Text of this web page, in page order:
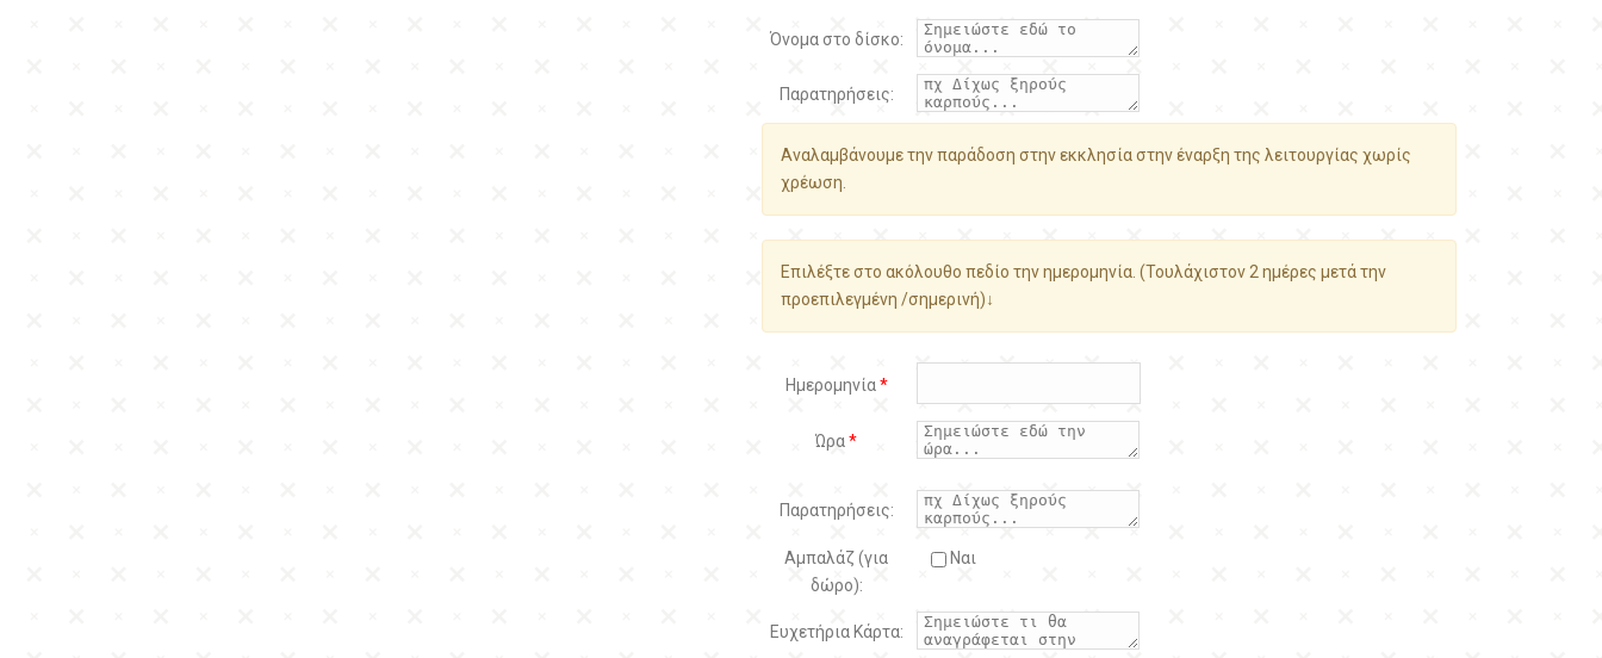
Όνομα στο δίσκο:
Παρατηρήσεις:
Αναλαμβάνουμε την παράδοση στην εκκλησία στην έναρξη της λειτουργίας χωρίς
χρέωση.
Επιλέξτε στο ακόλουθο πεδίο την ημερομηνία. (Τουλάχιστον 2 ημέρες μετά την
προεπιλεγμένη /σημερινή)↓
Ημερομηνία*
Ώρα*
Παρατηρήσεις:
Αμπαλάζ (για
δώρο):
Ναι
Ευχετήρια Κάρτα: